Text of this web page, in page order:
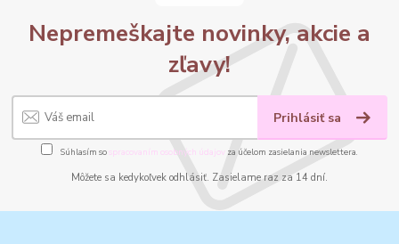
Nepremeškajte novinky, akcie a
zľavy!
Prihlásiť sa
Súhlasím sospracovaním osobných údajov za účelom zasielania newslettera.
Môžete sa kedykoľvek odhlásiť. Zasielame raz za 14 dní.